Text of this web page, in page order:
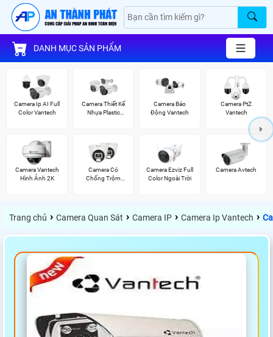
DANH MỤC SẢN PHẨM
Camera Ip AI Full
Color Vantech
Camera Thiết Kế
Nhựa Plastic
Camera Báo
Động Vantech
Camera PtZ
Vantech
Camera Vantech
Hình Ảnh 2K
Camera Có
Chống Trộm
Camera Ezviz Full
Color Ngoài Trời
Camera Avtech
Trang chủ › Camera Quan Sát › Camera IP › Camera Ip Vantech ›